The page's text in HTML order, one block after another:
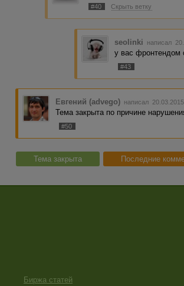
#40 Скрыть ветку
seolinki написал
у вас фронтендом
#43
Евгений (advego) написал
Тема закрыта по причине
#50
Тема закрыта Последние
Биржа статей